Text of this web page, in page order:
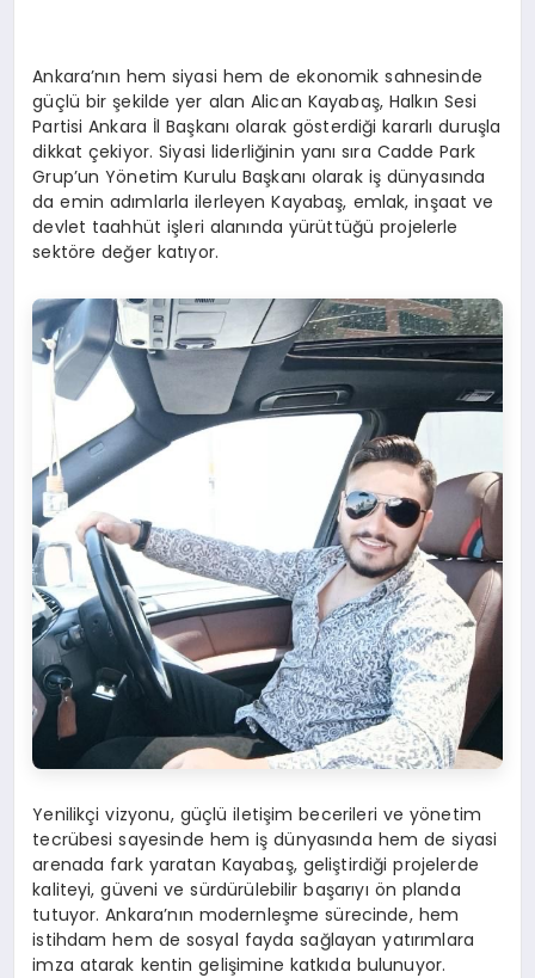
Ankara’nın hem siyasi hem de ekonomik sahnesinde
güçlü bir şekilde yer alan Alican Kayabaş, Halkın Sesi
Partisi Ankara İl Başkanı olarak gösterdiği kararlı duruşla
dikkat çekiyor. Siyasi liderliğinin yanı sıra Cadde Park
Grup’un Yönetim Kurulu Başkanı olarak iş dünyasında
da emin adımlarla ilerleyen Kayabaş, emlak, inşaat ve
devlet taahhüt işleri alanında yürüttüğü projelerle
sektöre değer katıyor.
Yenilikçi vizyonu, güçlü iletişim becerileri ve yönetim
tecrübesi sayesinde hem iş dünyasında hem de siyasi
arenada fark yaratan Kayabaş, geliştirdiği projelerde
kaliteyi, güveni ve sürdürülebilir başarıyı ön planda
tutuyor. Ankara’nın modernleşme sürecinde, hem
istihdam hem de sosyal fayda sağlayan yatırımlara
imza atarak kentin gelişimine katkıda bulunuyor.